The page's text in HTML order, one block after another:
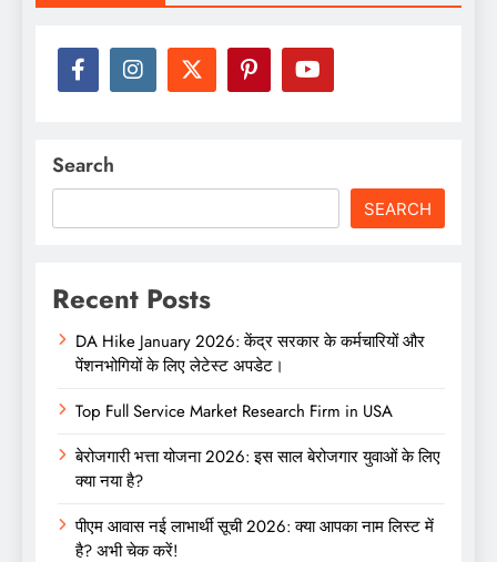
Search
SEARCH
Recent Posts
DA Hike January 2026: केंद्र सरकार के कर्मचारियों और
पेंशनभोगियों के लिए लेटेस्ट अपडेट।
Top Full Service Market Research Firm in USA
बेरोजगारी भत्ता योजना 2026: इस साल बेरोजगार युवाओं के लिए
क्या नया है?
पीएम आवास नई लाभार्थी सूची 2026: क्या आपका नाम लिस्ट में
है? अभी चेक करें!